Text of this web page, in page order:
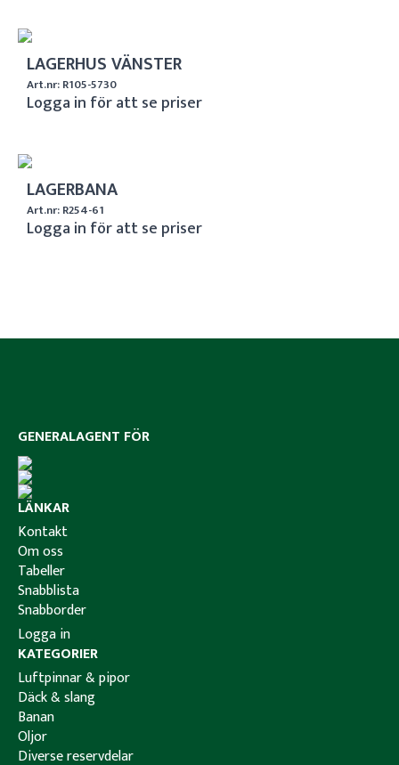
LAGERHUS VÄNSTER
Art.nr: R105-5730
Logga in för att se priser
LAGERBANA
Art.nr: R254-61
Logga in för att se priser
KATEGORIER
Luftpinnar & pipor
Däck & slang
Banan
Oljor
Diverse reservdelar
LÄNKAR
Kontakt
Om oss
Tabeller
Snabblista
Snabborder
Logga in
GENERALAGENT FÖR